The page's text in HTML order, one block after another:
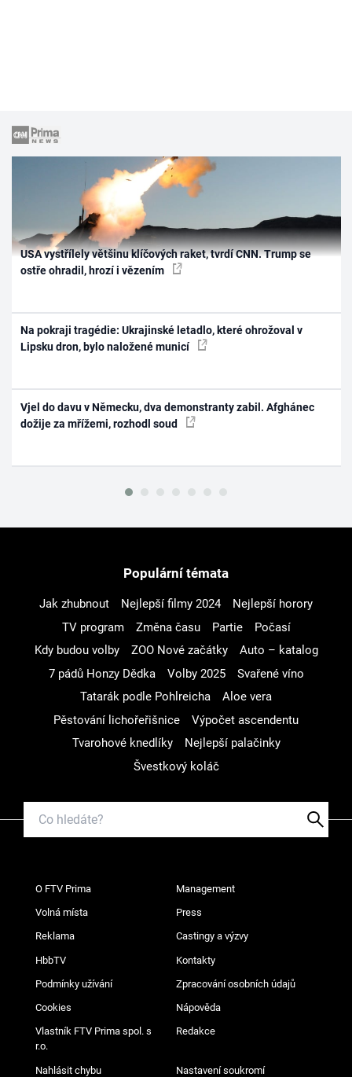
USA vystřílely většinu klíčových raket, tvrdí CNN. Trump se
ostře ohradil, hrozí i vězením
Na pokraji tragédie: Ukrajinské letadlo, které ohrožoval v
Lipsku dron, bylo naložené municí
Vjel do davu v Německu, dva demonstranty zabil. Afghánec
dožije za mřížemi, rozhodl soud
Populární témata
Jak zhubnout Nejlepší filmy 2024
Nejlepší horory
TV program
Změna času Partie
Počasí
Kdy budou volby
ZOO Nové začátky
Auto – katalog
7 pádů Honzy Dědka
Volby 2025
Svařené víno
Tatarák podle Pohlreicha
Aloe vera
Pěstování lichořeřišnice
Výpočet ascendentu
Tvarohové knedlíky
Nejlepší palačinky
Švestkový koláč
O FTV Prima Management
Volná místa Press
Reklama Castingy a výzvy
HbbTV Kontakty
Podmínky užívání Zpracování osobních údajů
Cookies Nápověda
Vlastník FTV Prima spol. s
r.o.
Redakce
Nahlásit chybu Nastavení soukromí